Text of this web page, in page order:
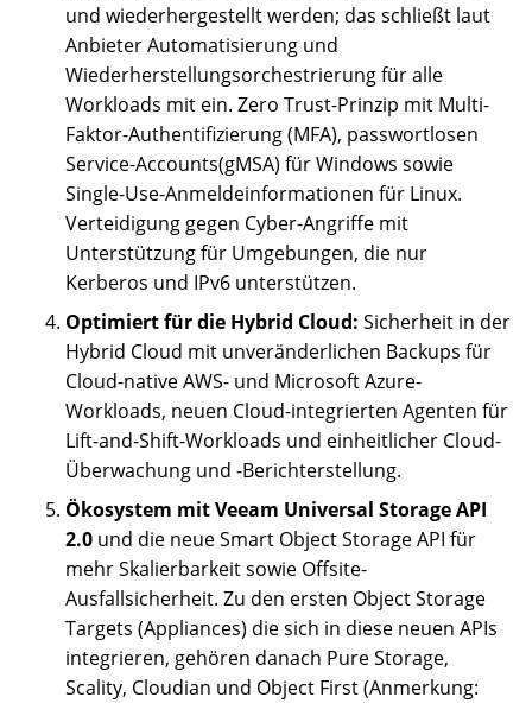
und wiederhergestellt werden; das schließt laut
Anbieter Automatisierung und
Wiederherstellungsorchestrierung für alle
Workloads mit ein. Zero Trust-Prinzip mit Multi-
Faktor-Authentifizierung (MFA), passwortlosen
Service-Accounts(gMSA) für Windows sowie
Single-Use-Anmeldeinformationen für Linux.
Verteidigung gegen Cyber-Angriffe mit
Unterstützung für Umgebungen, die nur
Kerberos und IPv6 unterstützen.
Optimiert für die Hybrid Cloud: Sicherheit in der
Hybrid Cloud mit unveränderlichen Backups für
Cloud-native AWS- und Microsoft Azure-
Workloads, neuen Cloud-integrierten Agenten für
Lift-and-Shift-Workloads und einheitlicher Cloud-
Überwachung und -Berichterstellung.
Ökosystem mitVeeam Universal Storage API
2.0 und die neue Smart Object Storage API für
mehr Skalierbarkeit sowie Offsite-
Ausfallsicherheit. Zu den ersten Object Storage
Targets (Appliances) die sich in diese neuen APIs
integrieren, gehören danach Pure Storage,
Scality, Cloudian und Object First (Anmerkung: